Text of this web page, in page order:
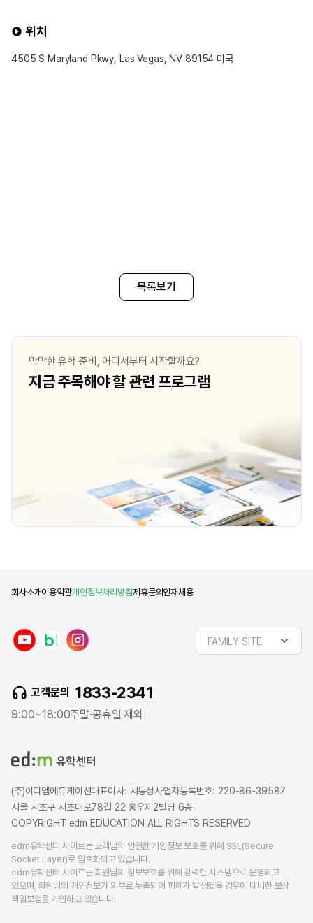
위치
4505 S Maryland Pkwy, Las Vegas, NV 89154 미국
목록보기
막막한 유학 준비, 어디서부터 시작할까요?
지금 주목해야 할 관련 프로그램
회사소개이용약관개인정보처리방침제휴문의 인재채용
u
n
a
r
l
a
FAMILY SITE
고객문의 1833-2341
9:00~18:00주말·공휴일 제외
(주)이디엠에듀케이션대표이사: 서동성사업자등록번호: 220-86-39587
서울 서초구 서초대로78길 22 홍우제2빌딩 6층
COPYRIGHT edm EDUCATION ALL RIGHTS RESERVED
edm유학센터 사이트는 고객님의 안전한 개인정보 보호를 위해 SSL(Secure
Socket Layer)로 암호화되고 있습니다.
edm유학센터 사이트는 회원님의 정보보호를 위해 강력한 시스템으로 운영되고
있으며, 회원님의 개인정보가 외부로 누출되어 피해가 발생했을 경우에 대비한 보상
책임보험을 가입하고 있습니다.